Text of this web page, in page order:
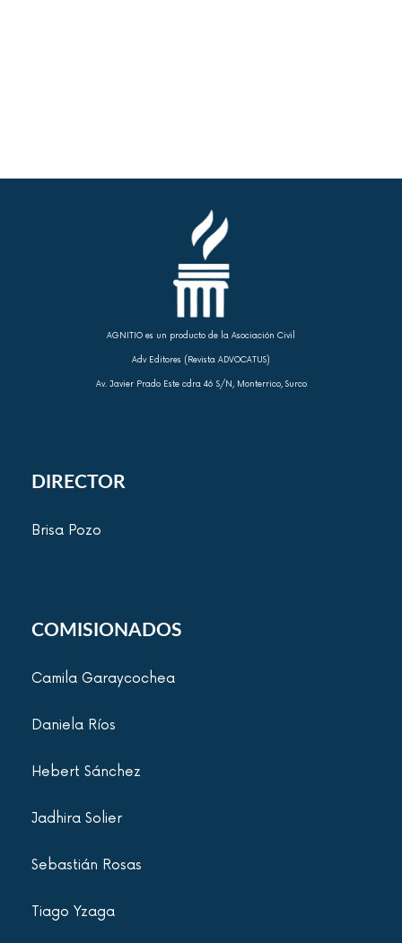
AGNITIO es un producto de la Asociación Civil
Adv Editores (Revista ADVOCATUS)
Av. Javier Prado Este cdra 46 S/N, Monterrico, Surco
DIRECTOR
Brisa Pozo
COMISIONADOS
Camila Garaycochea
Daniela Ríos
Hebert Sánchez
Jadhira Solier
Sebastián Rosas
Tiago Yzaga